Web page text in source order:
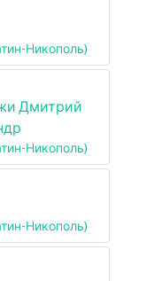
Никополь)
Дмитрий
Никополь)
Никополь)